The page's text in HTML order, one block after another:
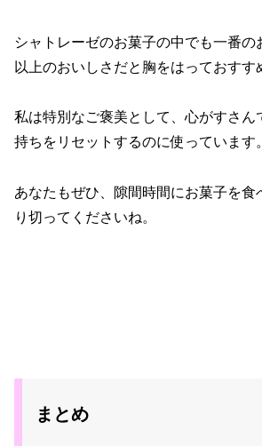
シャトレーゼのお菓子の中でも一番の
以上のおいしさだと胸をはっておすす
私は特別なご褒美として、心がすさん
持ちをリセットするのに使っています。
あなたもぜひ、隙間時間にお菓子を食
り切ってくださいね。
まとめ